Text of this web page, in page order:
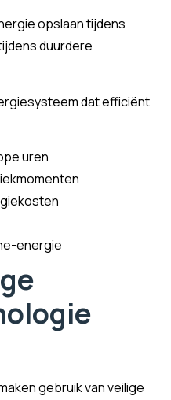
opslaan tijdens
duurdere
dat efficiënt
uren
energie
gebruik van veilige